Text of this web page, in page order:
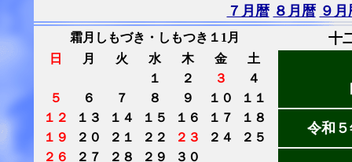
７月暦 ８月暦 ９月
霜月しもづき・しもつき１1月 十
日 月 火 水 木 金 土
１ ２ ３
４
５
６ ７ ８ ９ １０
１１
１２
１３ １４ １５ １６ １７ １８
令和
１９ ２０ ２１ ２２ ２３ ２４
２５
２６
２７ ２８ ２９
３０